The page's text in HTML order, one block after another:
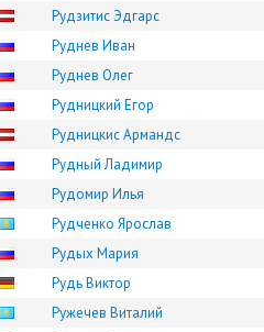
Рудзитис Эдгарс
Руднев Иван
Руднев Олег
Рудницкий Егор
Рудницкис Армандс
Рудный Ладимир
Рудомир Илья
Рудченко Ярослав
Рудых Мария
Рудь Виктор
Ружечев Виталий